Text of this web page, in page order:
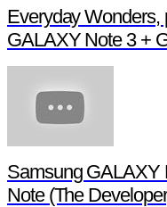
Everyday Wonders,
GALAXY Note 3 +
Samsung GALAXY
Note (The